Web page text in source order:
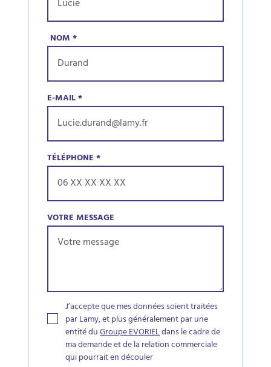
NOM*
E-MAIL*
TÉLÉPHONE*
VOTRE MESSAGE
J’accepte que mes données soient traitées
par Lamy, et plus généralement par une
entité duGroupe EVORIELdans le cadre de
ma demande et de la relation commerciale
qui pourrait en découler